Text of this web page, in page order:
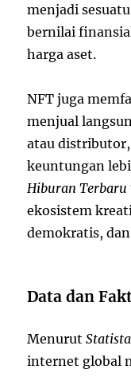
menjadi
bernilai
harga aset.
NFT juga
menjual
atau distributor,
keuntungan
Hiburan
ekosistem
demokratis,
Data dan
MenurutStatista
internet global